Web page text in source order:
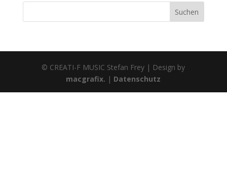
© CREATI-F MUSIC Stefan Frey | Design by
macgrafix. | Datenschutz